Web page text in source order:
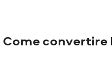
Come convertire